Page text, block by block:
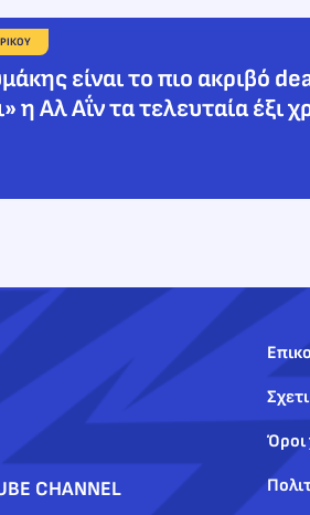
είναι το πιο ακριβό
η Αλ Αΐν τα τελευταία έξι
CHANNEL
Όροι